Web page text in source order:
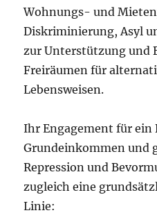
Wohnungs- und
Diskriminierung, Asyl
zur Unterstützung und
Freiräumen für
Lebensweisen.
Ihr Engagement für ein
Grundeinkommen und
Repression und
zugleich eine
Linie: